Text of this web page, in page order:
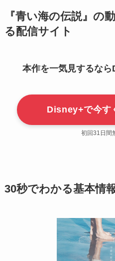
『青い海の伝説』の
る配信サイト
本作を一気見するな
Disney+で今す
初回31日間
30秒でわかる基本情